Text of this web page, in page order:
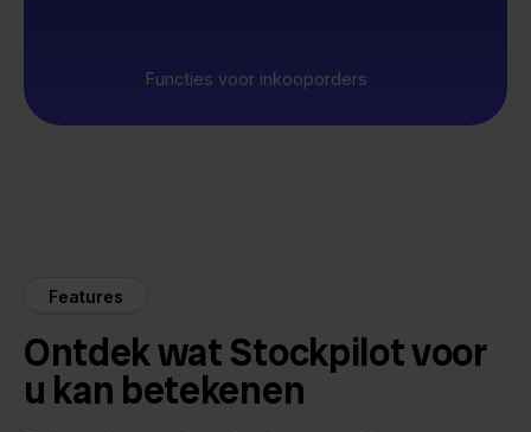
Functies voor inkooporders
Features
Ontdek wat Stockpilot voor
u kan betekenen